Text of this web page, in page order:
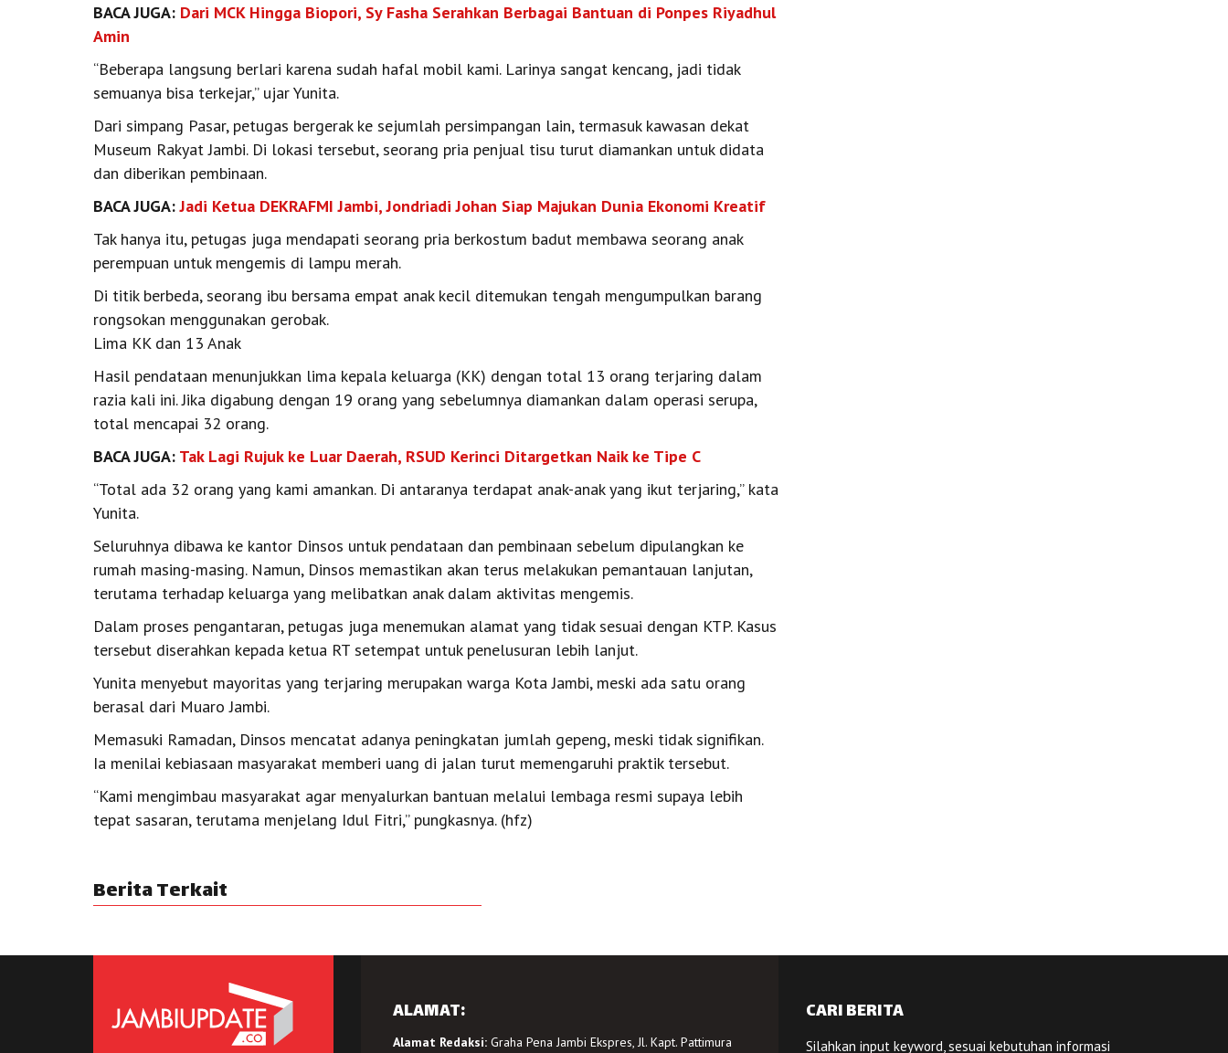
BACA JUGA: Dari MCK Hingga Biopori, Sy Fasha Serahkan Berbagai Bantuan di Ponpes Riyadhul
Amin
“Beberapa langsung berlari karena sudah hafal mobil kami. Larinya sangat kencang, jadi tidak
semuanya bisa terkejar,” ujar Yunita.
Dari simpang Pasar, petugas bergerak ke sejumlah persimpangan lain, termasuk kawasan dekat
Museum Rakyat Jambi. Di lokasi tersebut, seorang pria penjual tisu turut diamankan untuk didata
dan diberikan pembinaan.
BACA JUGA:Jadi Ketua DEKRAFMI Jambi, Jondriadi Johan Siap Majukan Dunia Ekonomi Kreatif
Tak hanya itu, petugas juga mendapati seorang pria berkostum badut membawa seorang anak
perempuan untuk mengemis di lampu merah.
Di titik berbeda, seorang ibu bersama empat anak kecil ditemukan tengah mengumpulkan barang
rongsokan menggunakan gerobak.
Lima KK dan 13 Anak
Hasil pendataan menunjukkan lima kepala keluarga (KK) dengan total 13 orang terjaring dalam
razia kali ini. Jika digabung dengan 19 orang yang sebelumnya diamankan dalam operasi serupa,
total mencapai 32 orang.
BACA JUGA: Tak Lagi Rujuk ke Luar Daerah, RSUD Kerinci Ditargetkan Naik ke Tipe C
“Total ada 32 orang yang kami amankan. Di antaranya terdapat anak-anak yang ikut terjaring,” kata
Yunita.
Seluruhnya dibawa ke kantor Dinsos untuk pendataan dan pembinaan sebelum dipulangkan ke
rumah masing-masing. Namun, Dinsos memastikan akan terus melakukan pemantauan lanjutan,
terutama terhadap keluarga yang melibatkan anak dalam aktivitas mengemis.
Dalam proses pengantaran, petugas juga menemukan alamat yang tidak sesuai dengan KTP. Kasus
tersebut diserahkan kepada ketua RT setempat untuk penelusuran lebih lanjut.
Yunita menyebut mayoritas yang terjaring merupakan warga Kota Jambi, meski ada satu orang
berasal dari Muaro Jambi.
Memasuki Ramadan, Dinsos mencatat adanya peningkatan jumlah gepeng, meski tidak signifikan.
Ia menilai kebiasaan masyarakat memberi uang di jalan turut memengaruhi praktik tersebut.
“Kami mengimbau masyarakat agar menyalurkan bantuan melalui lembaga resmi supaya lebih
tepat sasaran, terutama menjelang Idul Fitri,” pungkasnya. (hfz)
Berita Terkait
ALAMAT:
Alamat Redaksi:Graha Pena Jambi Ekspres, Jl. Kapt. Pattimura
CARI BERITA
Silahkan input keyword, sesuai kebutuhan informasi